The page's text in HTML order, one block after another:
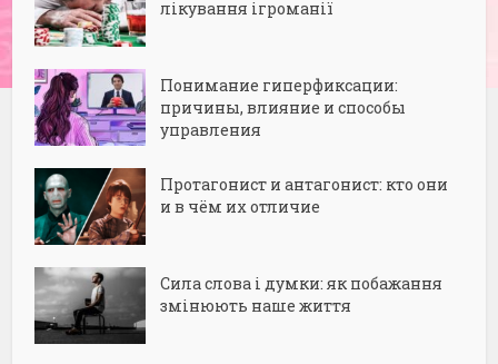
лікування ігроманії
Понимание гиперфиксации:
причины, влияние и способы
управления
Протагонист и антагонист: кто они
и в чём их отличие
Сила слова і думки: як побажання
змінюють наше життя